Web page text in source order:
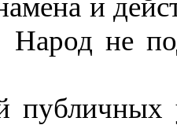
и
Народ не